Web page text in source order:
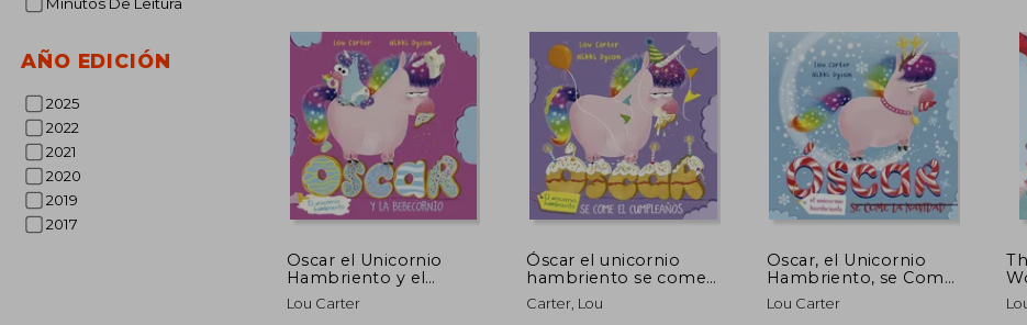
AÑO EDICIÓN
2025
2022
2021
2020
2019
2017
45%
dcto.
$ 34.96
$ 19.23
45%
dcto.
$ 34.96
$ 19.23
45%
dcto.
Oscar el Unicornio
Hambriento y el
Bebecornio
Lou Carter
Óscar el unicornio
hambriento se come
el cumpleaños
Carter, Lou
Oscar, el Unicornio
Hambriento, se Come
la Navidad
Lou Carter